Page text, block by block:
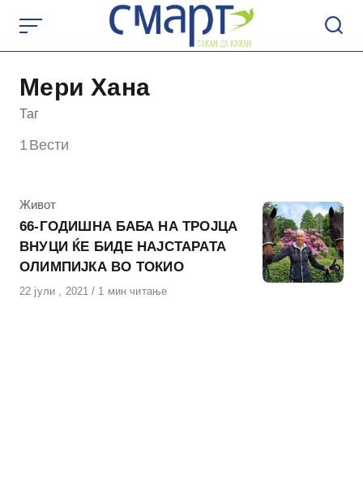
content
Мери Хана
Таг
1 Вести
КАтегорија
Живот
66-ГОДИШНА БАБА НА ТРОЈЦА
ВНУЦИ ЌЕ БИДЕ НАЈСТАРАТА
ОЛИМПИЈКА ВО ТОКИО
Објавено
22 јули , 2021 1 мин читање